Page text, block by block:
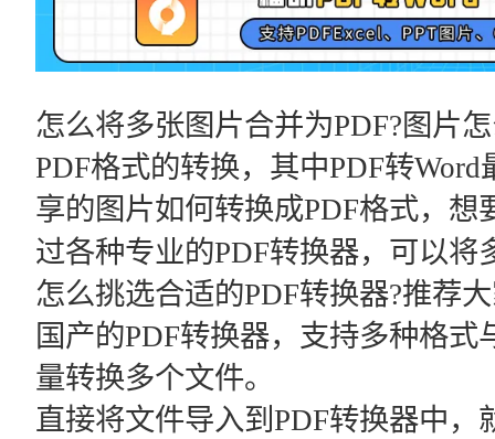
怎么将多张图片合并为PDF?图片
PDF格式的转换，其中PDF转
享的图片如何转换成PDF格式，想
过各种专业的PDF转换器，可以将
怎么挑选合适的PDF转换器?推荐
国产的PDF转换器，支持多种格
量转换多个文件。
直接将文件导入到PDF转换器中，